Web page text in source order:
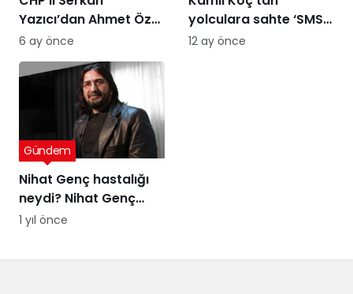
Yazıcı’dan Ahmet Özer
kararına tepki: Bu bir
yargı değil, sandığı
tanımayan düzenin
6 ay önce
yolculara sahte ‘SMS’
uyarısı
12 ay önce
Nihat Genç hastalığı
neydi? Nihat Genç
cenaze töreni ne
Gündem
1 yıl önce